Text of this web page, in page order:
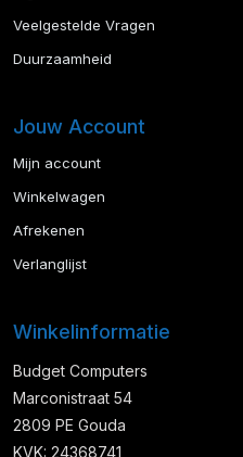
Veelgestelde Vragen
Duurzaamheid
Jouw Account
Mijn account
Winkelwagen
Afrekenen
Verlanglijst
Winkelinformatie
Budget Computers
Marconistraat 54
2809 PE Gouda
KVK: 24368741